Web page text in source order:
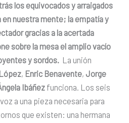
los equivocados y arraigados
nuestra mente; la empatía y
gracias a la acertada
sobre la mesa el amplio vacío
y sordos. La unión
, Enric Benavente, Jorge
Ibáñez funciona. Los seis
a una pieza necesaria para
que existen: una hermana